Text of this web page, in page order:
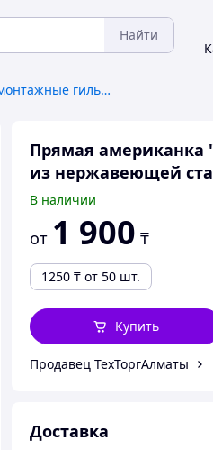
Найти
Муфты для труб, монтажные гильзы
Прямая американка
из нержавеющей
В наличии
от 1 900 ₸
1250 ₸ от 50 шт.
Купить
Продавец ТехТоргАлматы
Доставка